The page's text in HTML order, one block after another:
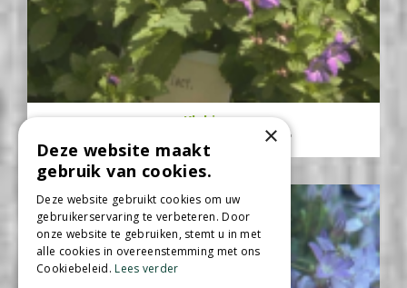
Klokje
Campanula lactiflora 'Superba'
×
Deze website maakt
gebruik van cookies.
Deze website gebruikt cookies om uw
gebruikerservaring te verbeteren. Door
onze website te gebruiken, stemt u in met
alle cookies in overeenstemming met ons
Cookiebeleid.Lees verder